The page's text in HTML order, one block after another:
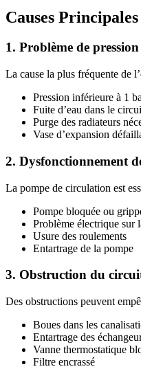
Causes
1. Problème de pression
La cause la plus fréquente de l’
Pression inférieure à 1
Fuite d’eau dans le
Purge des radiateurs
Vase d’expansion
2. Dysfonctionnement
La pompe de circulation est
Pompe bloquée ou
Problème électrique sur
Usure des roulements
Entartrage de la pompe
3. Obstruction du
Des obstructions peuvent
Boues dans les
Entartrage des
Vanne thermostatique
Filtre encrassé